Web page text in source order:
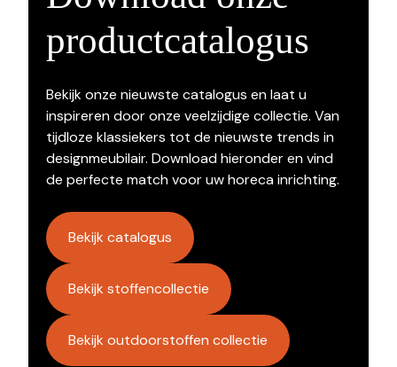
productcatalogus
Bekijk onze nieuwste catalogus en laat u
inspireren door onze veelzijdige collectie. Van
tijdloze klassiekers tot de nieuwste trends in
designmeubilair. Download hieronder en vind
de perfecte match voor uw horeca inrichting.
Bekijk catalogus
Bekijk stoffencollectie
Bekijk outdoorstoffen collectie